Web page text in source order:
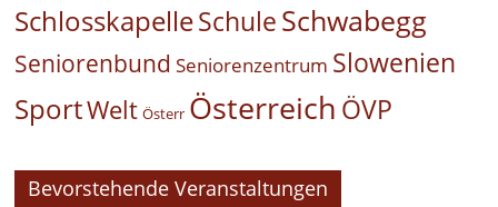
SchlosskapelleSchuleSchwabegg
Seniorenbund Seniorenzentrum Slowenien
SportWelt Österr Österreich ÖVP
Bevorstehende Veranstaltungen